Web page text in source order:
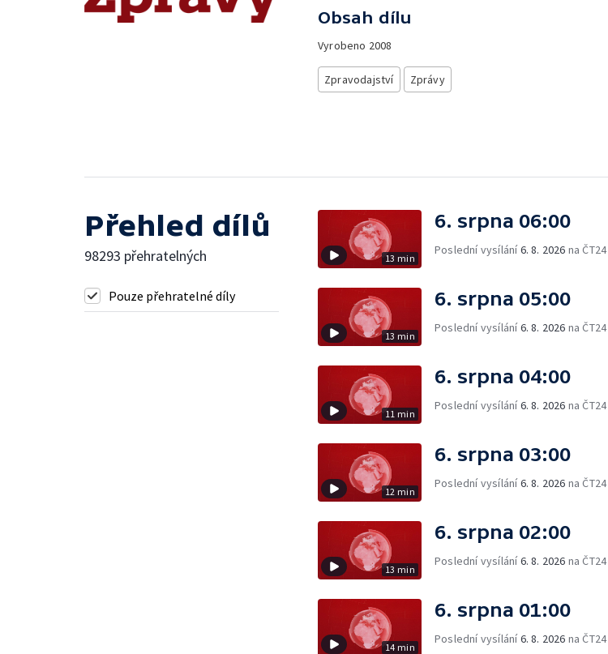
Obsah dílu
Vyrobeno 2008
Zpravodajství Zprávy
Přehled dílů
98293 přehratelných
Pouze přehratelné díly
13 min
6. srpna 06:00
Poslední vysílání6. 8. 2026 na ČT24
13 min
6. srpna 05:00
Poslední vysílání6. 8. 2026 na ČT24
11 min
6. srpna 04:00
Poslední vysílání6. 8. 2026 na ČT24
12 min
6. srpna 03:00
Poslední vysílání6. 8. 2026 na ČT24
13 min
6. srpna 02:00
Poslední vysílání6. 8. 2026 na ČT24
14 min
6. srpna 01:00
Poslední vysílání6. 8. 2026 na ČT24